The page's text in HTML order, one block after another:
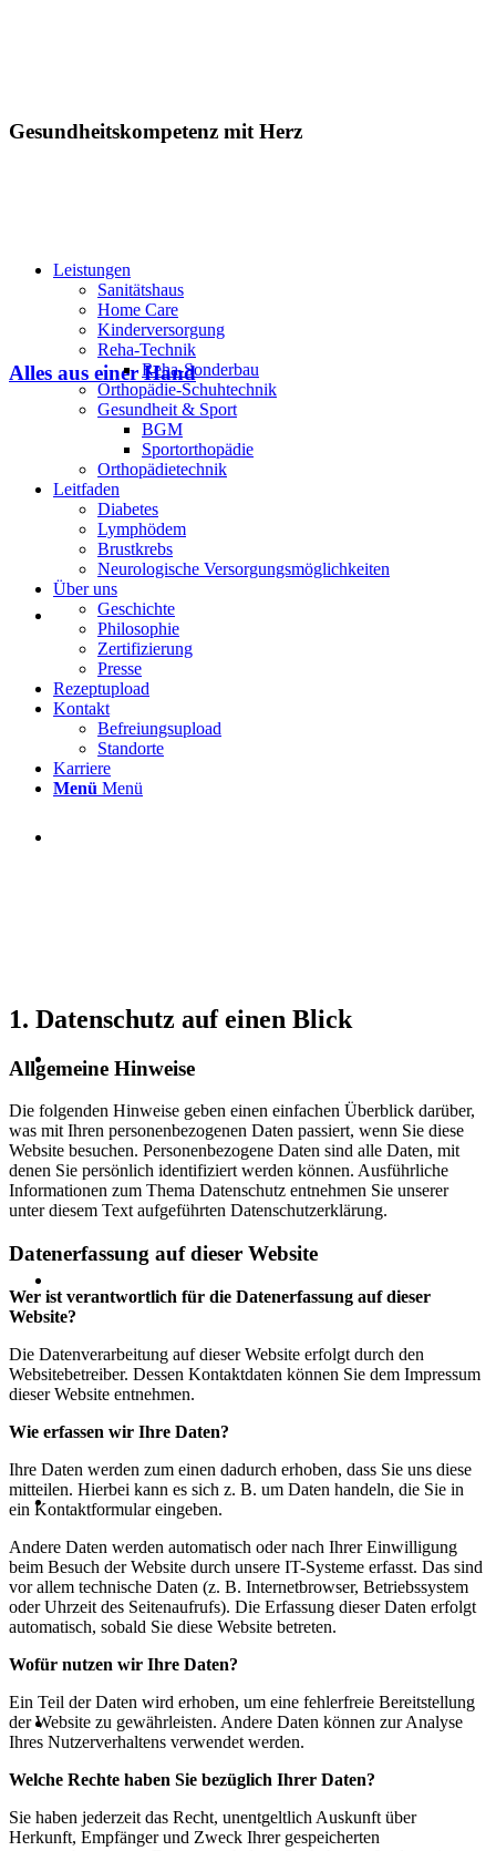
Gesundheitskompetenz mit Herz
Alles aus einer Hand
Leistungen
Sanitätshaus
Home Care
Kinderversorgung
Reha-Technik
Reha-Sonderbau
Orthopädie-Schuhtechnik
Gesundheit & Sport
BGM
Sportorthopädie
Orthopädietechnik
Leitfaden
Diabetes
Lymphödem
Brustkrebs
Neurologische Versorgungsmöglichkeiten
Über uns
Geschichte
Philosophie
Zertifizierung
Presse
Rezeptupload
Kontakt
Befreiungsupload
Standorte
Karriere
Menü Menü
1. Datenschutz auf einen Blick
Allgemeine Hinweise
Die folgenden Hinweise geben einen einfachen Überblick darüber,
was mit Ihren personenbezogenen Daten passiert, wenn Sie diese
Website besuchen. Personenbezogene Daten sind alle Daten, mit
denen Sie persönlich identifiziert werden können. Ausführliche
Informationen zum Thema Datenschutz entnehmen Sie unserer
unter diesem Text aufgeführten Datenschutzerklärung.
Datenerfassung auf dieser Website
Wer ist verantwortlich für die Datenerfassung auf dieser
Website?
Die Datenverarbeitung auf dieser Website erfolgt durch den
Websitebetreiber. Dessen Kontaktdaten können Sie dem Impressum
dieser Website entnehmen.
Wie erfassen wir Ihre Daten?
Ihre Daten werden zum einen dadurch erhoben, dass Sie uns diese
mitteilen. Hierbei kann es sich z. B. um Daten handeln, die Sie in
ein Kontaktformular eingeben.
Andere Daten werden automatisch oder nach Ihrer Einwilligung
beim Besuch der Website durch unsere IT-Systeme erfasst. Das sind
vor allem technische Daten (z. B. Internetbrowser, Betriebssystem
oder Uhrzeit des Seitenaufrufs). Die Erfassung dieser Daten erfolgt
automatisch, sobald Sie diese Website betreten.
Wofür nutzen wir Ihre Daten?
Ein Teil der Daten wird erhoben, um eine fehlerfreie Bereitstellung
der Website zu gewährleisten. Andere Daten können zur Analyse
Ihres Nutzerverhaltens verwendet werden.
Welche Rechte haben Sie bezüglich Ihrer Daten?
Sie haben jederzeit das Recht, unentgeltlich Auskunft über
Herkunft, Empfänger und Zweck Ihrer gespeicherten